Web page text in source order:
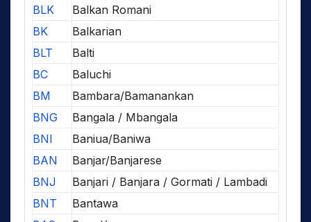
BLK
Balkan Romani
BK
Balkarian
BLT
Balti
BC
Baluchi
BM
Bambara/Bamanankan
BNG
Bangala / Mbangala
BNI
Baniua/Baniwa
BAN
Banjar/Banjarese
BNJ
Banjari / Banjara / Gormati / Lambadi
BNT
Bantawa